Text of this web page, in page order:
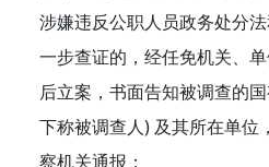
涉嫌违反公职人员政务处分
一步查证的，经任免机关、
后立案，书面告知被调查的
下称被调查人) 及其所在单位
察机关通报；